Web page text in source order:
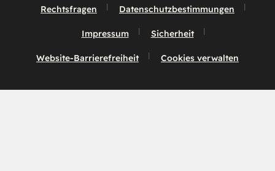
Rechtsfragen Datenschutzbestimmungen
Impressum Sicherheit
Website-Barrierefreiheit Cookies verwalten